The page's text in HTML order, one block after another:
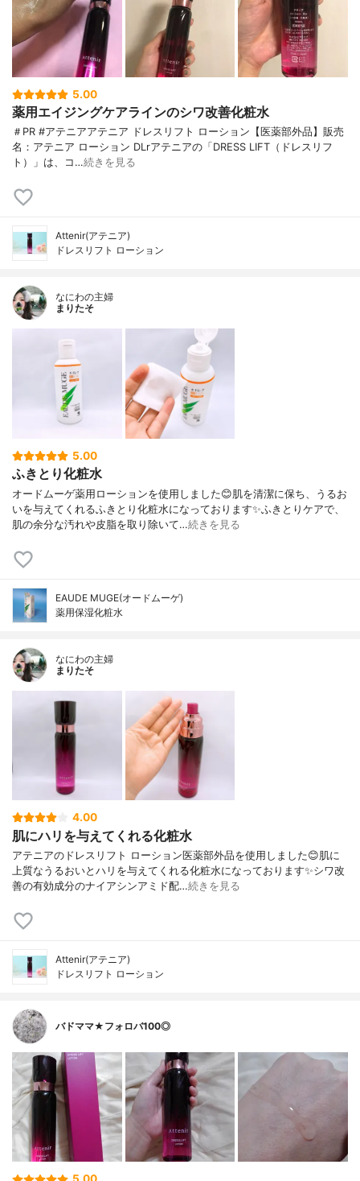
5.00
薬用エイジングケアラインのシワ改善化粧水
＃PR #アテニアアテニア ドレスリフト ローション【医薬部外品】販売
名：アテニア ローション DLrアテニアの「DRESS LIFT（ドレスリフ
ト）」は、コ…続きを見る
Attenir(アテニア)
ドレスリフト ローション
なにわの主婦
まりたそ
5.00
ふきとり化粧水
オードムーゲ薬用ローションを使用しました😊肌を清潔に保ち、うるお
いを与えてくれるふきとり化粧水になっております✨ふきとりケアで、
肌の余分な汚れや皮脂を取り除いて…続きを見る
EAUDE MUGE(オードムーゲ)
薬用保湿化粧水
なにわの主婦
まりたそ
4.00
肌にハリを与えてくれる化粧水
アテニアのドレスリフト ローション医薬部外品を使用しました😊肌に
上質なうるおいとハリを与えてくれる化粧水になっております✨シワ改
善の有効成分のナイアシンアミド配…続きを見る
Attenir(アテニア)
ドレスリフト ローション
バドママ★フォロバ100◎